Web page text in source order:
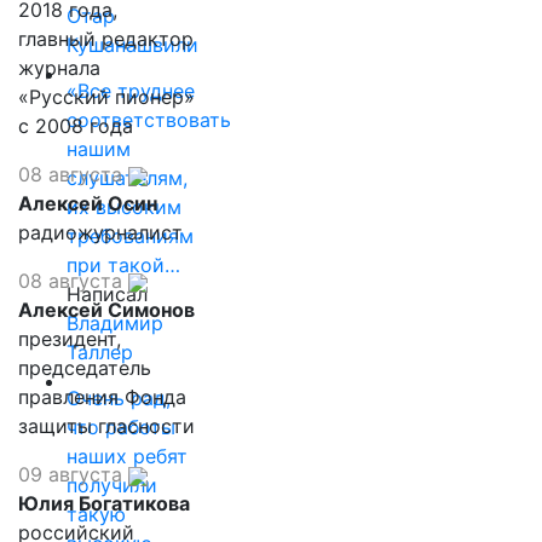
Отар
Кушанашвили
«Все труднее
соответствовать
нашим
слушателям,
их высоким
требованиям
при такой…
Написал
Владимир
Таллер
Очень рад,
что работы
наших ребят
получили
такую
2018 года,
главный редактор
журнала
«Русский пионер»
с 2008 года
08 августа
Алексей Осин
радиожурналист
08 августа
Алексей Симонов
президент,
председатель
правления Фонда
защиты гласности
09 августа
Юлия Богатикова
российский